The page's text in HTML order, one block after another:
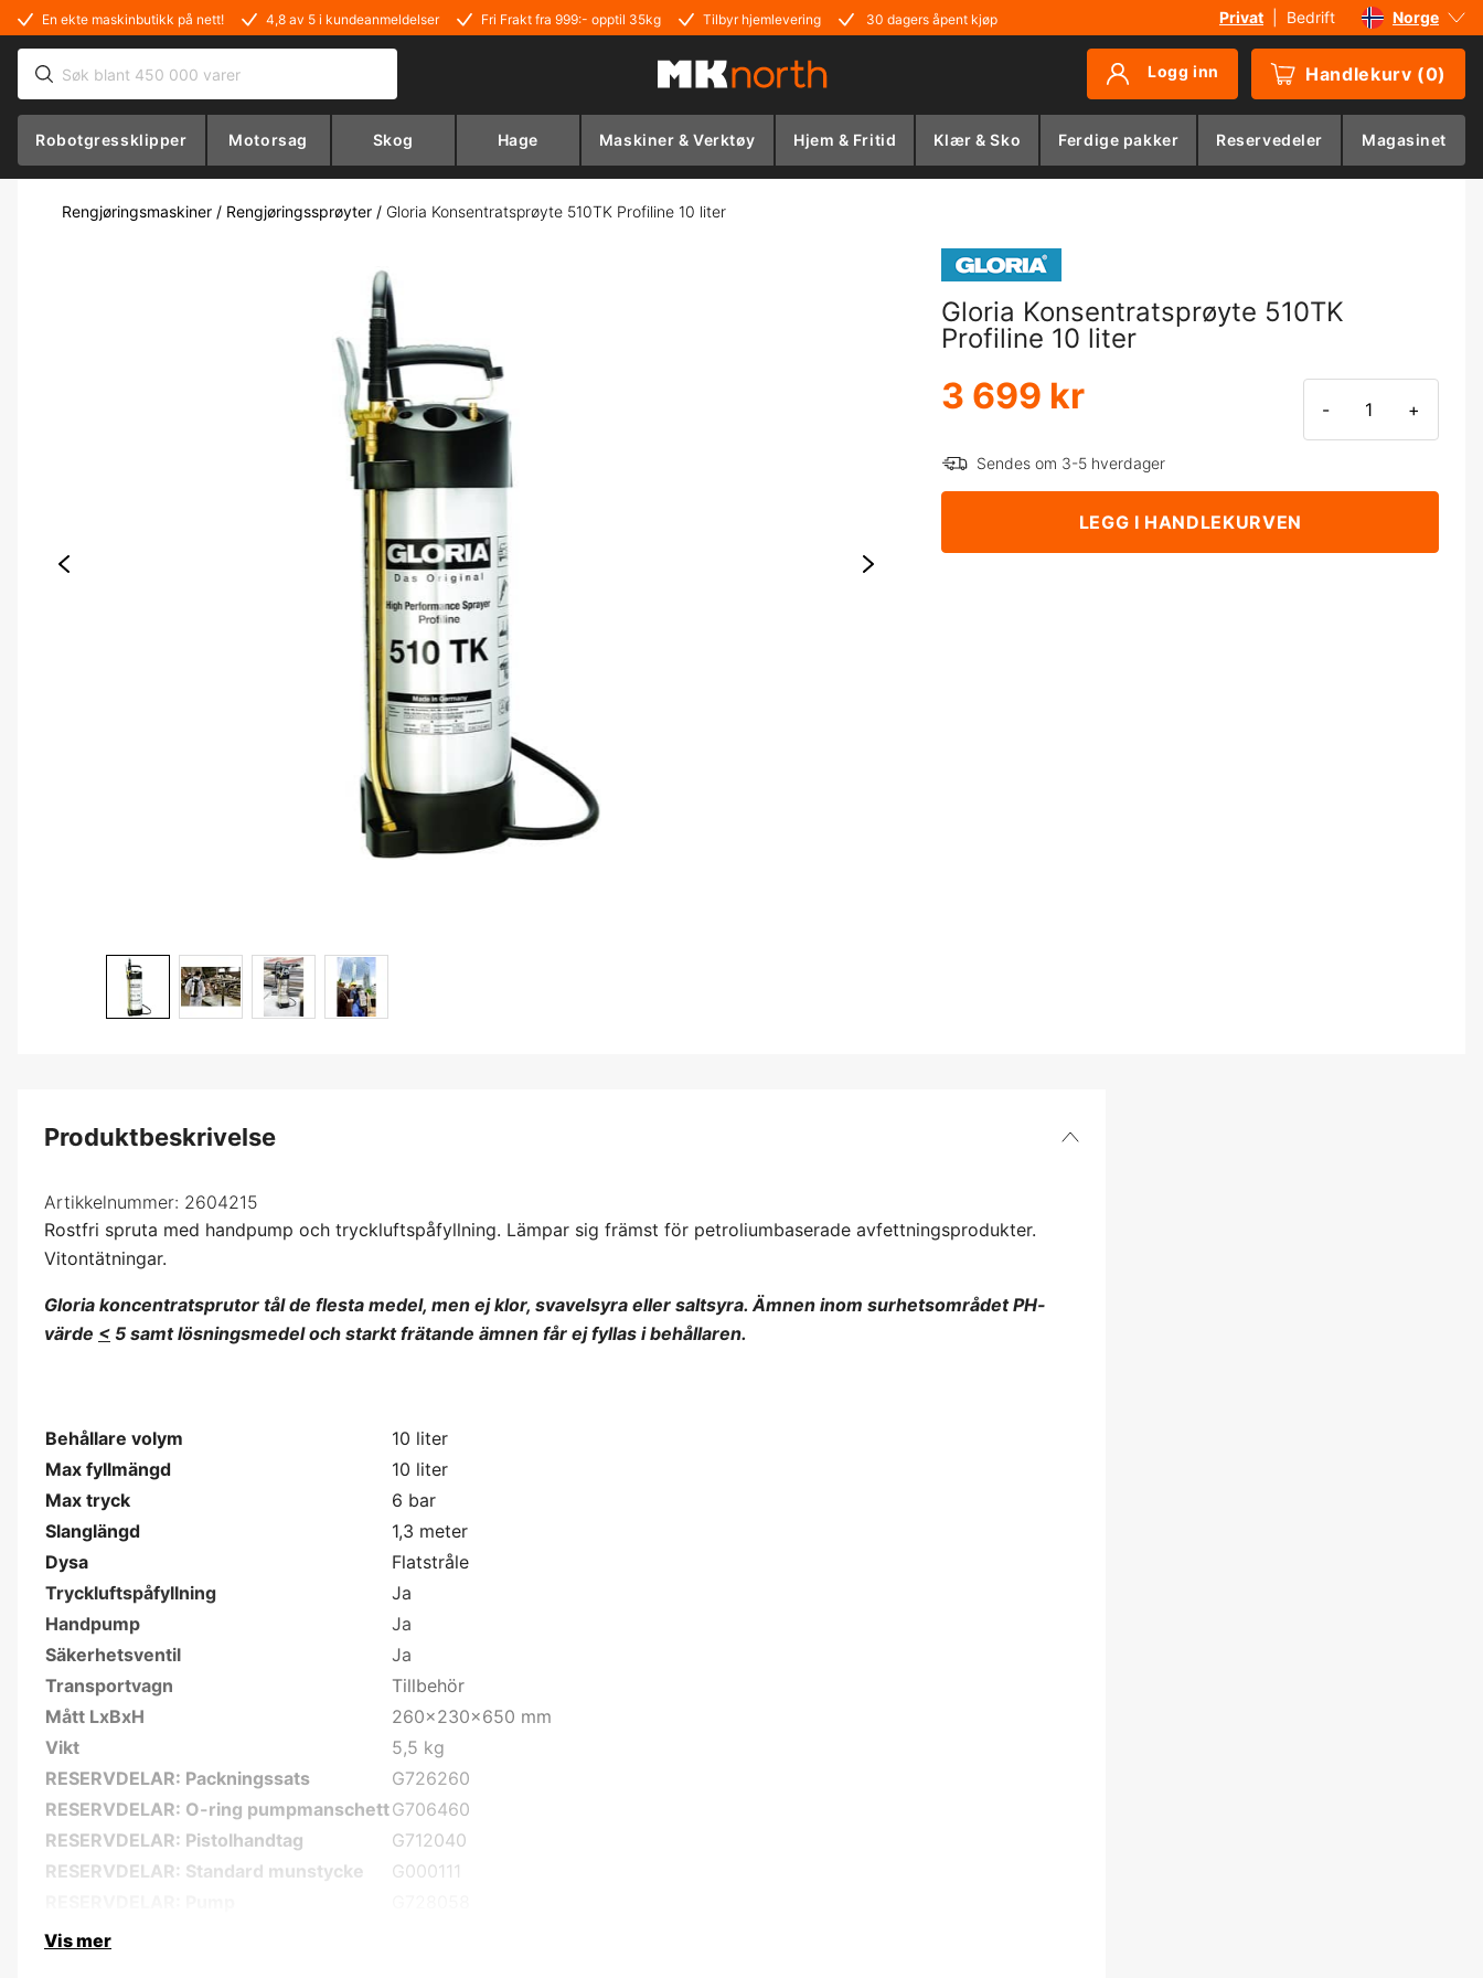
En ekte maskinbutikk på nett! 4,8 av 5 i kundeanmeldelser Fri Frakt fra 999:- opptil 35kg Tilbyr hjemlevering 30 dagers åpent kjøp Privat Bedrift
Norge
Sverige
Suomi
Logg inn Handlekurv (0)
Robotgressklipper Motorsag Skog Hage Maskiner & Verktøy Hjem & Fritid Klær & Sko Ferdige pakker Reservedeler Magasinet
Rengjøringsmaskiner / Rengjøringssprøyter / Gloria Konsentratsprøyte 510TK Profiline 10 liter
Gloria Konsentratsprøyte 510TK
Profiline 10 liter
3 699 kr - +
Sendes om 3-5 hverdager
LEGG I HANDLEKURVEN
Produktbeskrivelse
Artikkelnummer: 2604215
Rostfri spruta med handpump och tryckluftspåfyllning. Lämpar sig främst för petroliumbaserade avfettningsprodukter.
Vitontätningar.
Gloria koncentratsprutor tål de flesta medel, men ej klor, svavelsyra eller saltsyra. Ämnen inom surhetsområdet PH-
värde < 5 samt lösningsmedel och starkt frätande ämnen får ej fyllas i behållaren.
Behållare volym
10 liter
Max fyllmängd
10 liter
Max tryck
6 bar
Slanglängd
1,3 meter
Dysa
Flatstråle
Tryckluftspåfyllning
Ja
Handpump
Ja
Säkerhetsventil
Ja
Transportvagn
Tillbehör
Mått LxBxH
260x230x650 mm
Vikt
5,5 kg
RESERVDELAR: Packningssats
G726260
RESERVDELAR: O-ring pumpmanschettG706460
RESERVDELAR: Pistolhandtag
G712040
RESERVDELAR: Standard munstycke
G000111
Vis mer